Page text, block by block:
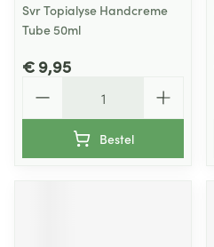
Svr Topialyse Handcreme
Tube 50ml
€ 9,95
Bestel